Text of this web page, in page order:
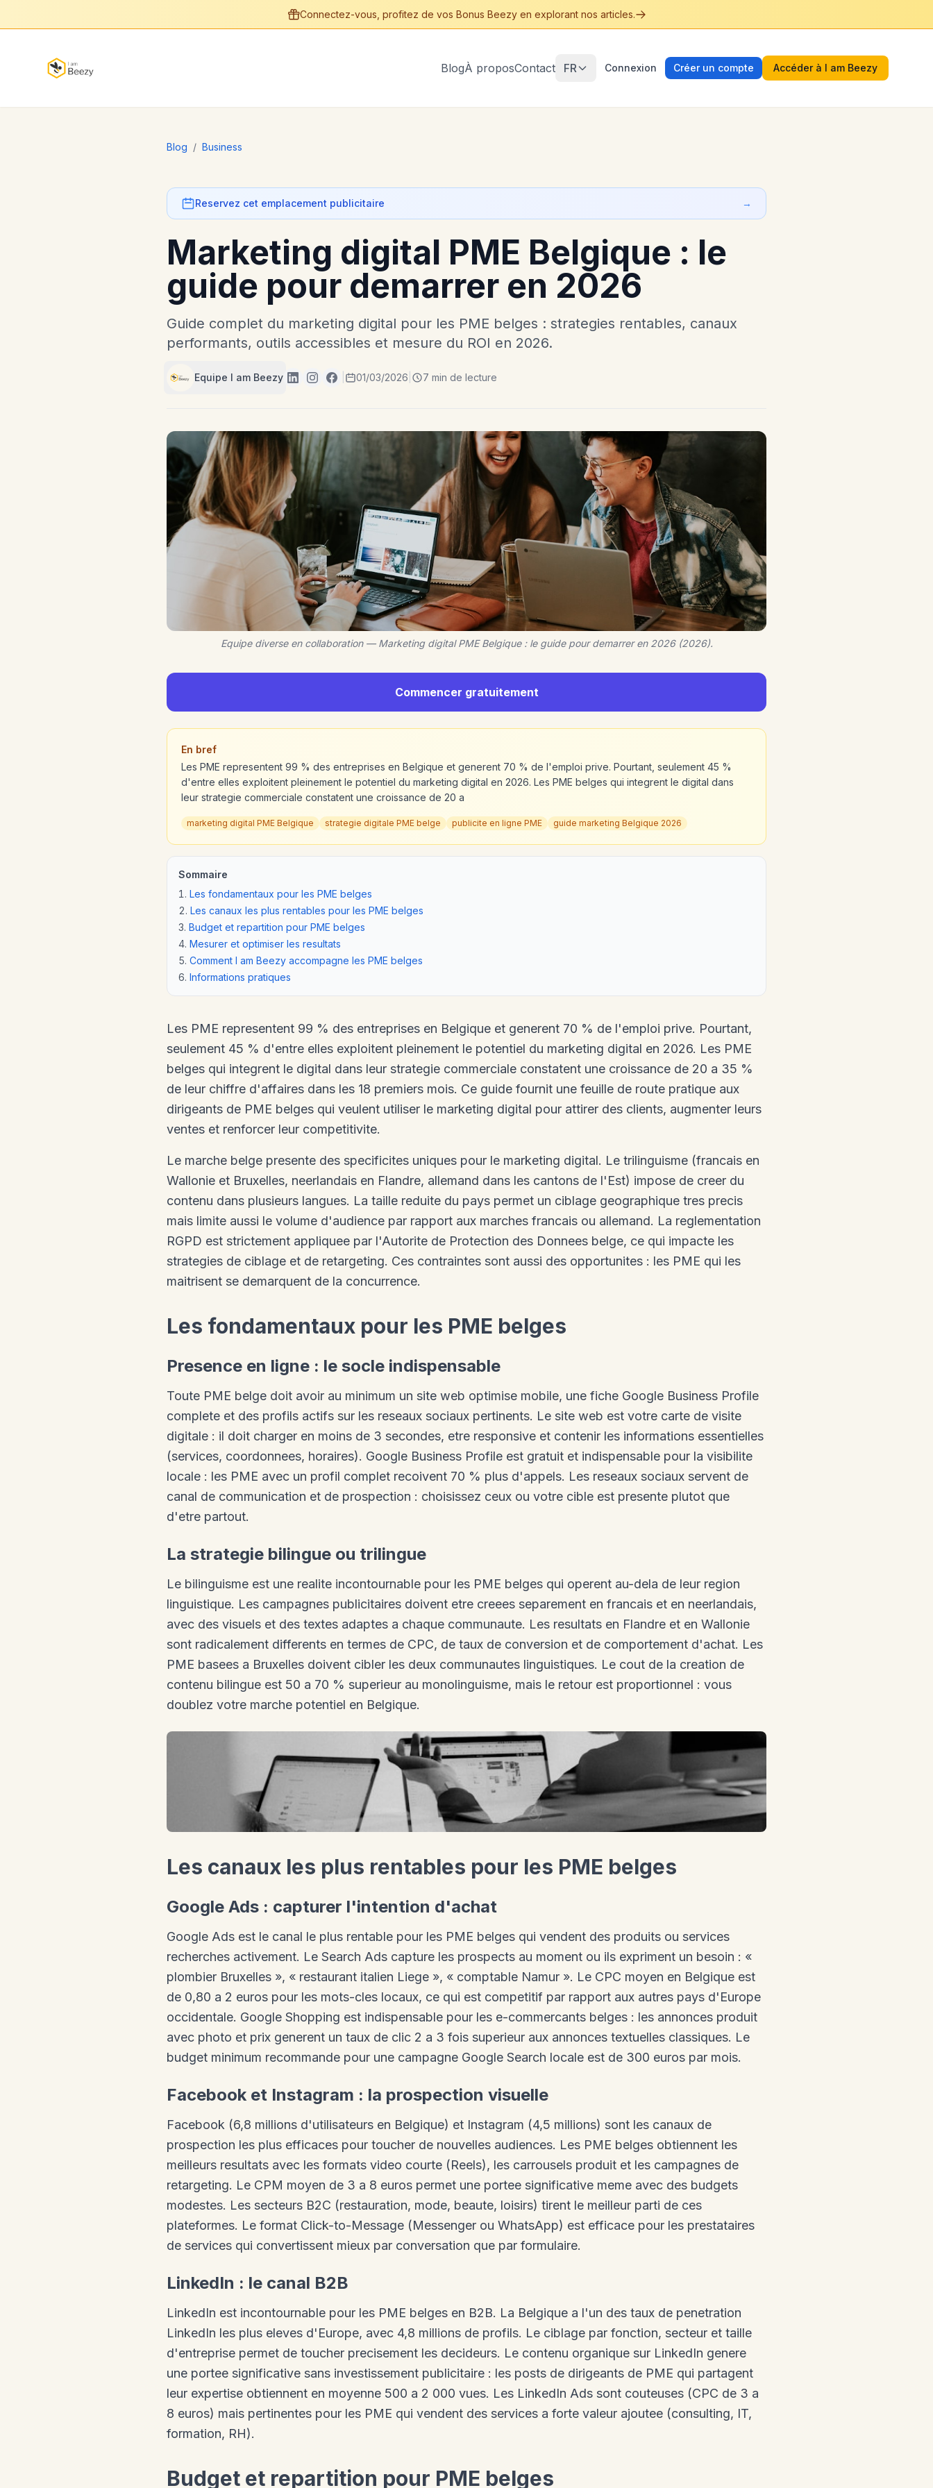
Connectez-vous, profitez de vos Bonus Beezy en explorant nos articles.
BlogÀ proposContact FR Connexion Créer un compte Accéder à I am Beezy
Blog / Business
Reservez cet emplacement publicitaire →
Marketing digital PME Belgique : le
guide pour demarrer en 2026
Guide complet du marketing digital pour les PME belges : strategies rentables, canaux
performants, outils accessibles et mesure du ROI en 2026.
Equipe I am Beezy 01/03/2026 7 min de lecture
Equipe diverse en collaboration — Marketing digital PME Belgique : le guide pour demarrer en 2026 (2026).
Commencer gratuitement
En bref
Les PME representent 99 % des entreprises en Belgique et generent 70 % de l'emploi prive. Pourtant, seulement 45 %
d'entre elles exploitent pleinement le potentiel du marketing digital en 2026. Les PME belges qui integrent le digital dans
leur strategie commerciale constatent une croissance de 20 a
marketing digital PME Belgique strategie digitale PME belge publicite en ligne PME guide marketing Belgique 2026
Sommaire
Les fondamentaux pour les PME belges
Les canaux les plus rentables pour les PME belges
Budget et repartition pour PME belges
Mesurer et optimiser les resultats
Comment I am Beezy accompagne les PME belges
Informations pratiques
Les PME representent 99 % des entreprises en Belgique et generent 70 % de l'emploi prive. Pourtant,
seulement 45 % d'entre elles exploitent pleinement le potentiel du marketing digital en 2026. Les PME
belges qui integrent le digital dans leur strategie commerciale constatent une croissance de 20 a 35 %
de leur chiffre d'affaires dans les 18 premiers mois. Ce guide fournit une feuille de route pratique aux
dirigeants de PME belges qui veulent utiliser le marketing digital pour attirer des clients, augmenter leurs
ventes et renforcer leur competitivite.
Le marche belge presente des specificites uniques pour le marketing digital. Le trilinguisme (francais en
Wallonie et Bruxelles, neerlandais en Flandre, allemand dans les cantons de l'Est) impose de creer du
contenu dans plusieurs langues. La taille reduite du pays permet un ciblage geographique tres precis
mais limite aussi le volume d'audience par rapport aux marches francais ou allemand. La reglementation
RGPD est strictement appliquee par l'Autorite de Protection des Donnees belge, ce qui impacte les
strategies de ciblage et de retargeting. Ces contraintes sont aussi des opportunites : les PME qui les
maitrisent se demarquent de la concurrence.
Les fondamentaux pour les PME belges
Presence en ligne : le socle indispensable
Toute PME belge doit avoir au minimum un site web optimise mobile, une fiche Google Business Profile
complete et des profils actifs sur les reseaux sociaux pertinents. Le site web est votre carte de visite
digitale : il doit charger en moins de 3 secondes, etre responsive et contenir les informations essentielles
(services, coordonnees, horaires). Google Business Profile est gratuit et indispensable pour la visibilite
locale : les PME avec un profil complet recoivent 70 % plus d'appels. Les reseaux sociaux servent de
canal de communication et de prospection : choisissez ceux ou votre cible est presente plutot que
d'etre partout.
La strategie bilingue ou trilingue
Le bilinguisme est une realite incontournable pour les PME belges qui operent au-dela de leur region
linguistique. Les campagnes publicitaires doivent etre creees separement en francais et en neerlandais,
avec des visuels et des textes adaptes a chaque communaute. Les resultats en Flandre et en Wallonie
sont radicalement differents en termes de CPC, de taux de conversion et de comportement d'achat. Les
PME basees a Bruxelles doivent cibler les deux communautes linguistiques. Le cout de la creation de
contenu bilingue est 50 a 70 % superieur au monolinguisme, mais le retour est proportionnel : vous
doublez votre marche potentiel en Belgique.
Les canaux les plus rentables pour les PME belges
Google Ads : capturer l'intention d'achat
Google Ads est le canal le plus rentable pour les PME belges qui vendent des produits ou services
recherches activement. Le Search Ads capture les prospects au moment ou ils expriment un besoin : «
plombier Bruxelles », « restaurant italien Liege », « comptable Namur ». Le CPC moyen en Belgique est
de 0,80 a 2 euros pour les mots-cles locaux, ce qui est competitif par rapport aux autres pays d'Europe
occidentale. Google Shopping est indispensable pour les e-commercants belges : les annonces produit
avec photo et prix generent un taux de clic 2 a 3 fois superieur aux annonces textuelles classiques. Le
budget minimum recommande pour une campagne Google Search locale est de 300 euros par mois.
Facebook et Instagram : la prospection visuelle
Facebook (6,8 millions d'utilisateurs en Belgique) et Instagram (4,5 millions) sont les canaux de
prospection les plus efficaces pour toucher de nouvelles audiences. Les PME belges obtiennent les
meilleurs resultats avec les formats video courte (Reels), les carrousels produit et les campagnes de
retargeting. Le CPM moyen de 3 a 8 euros permet une portee significative meme avec des budgets
modestes. Les secteurs B2C (restauration, mode, beaute, loisirs) tirent le meilleur parti de ces
plateformes. Le format Click-to-Message (Messenger ou WhatsApp) est efficace pour les prestataires
de services qui convertissent mieux par conversation que par formulaire.
LinkedIn : le canal B2B
LinkedIn est incontournable pour les PME belges en B2B. La Belgique a l'un des taux de penetration
LinkedIn les plus eleves d'Europe, avec 4,8 millions de profils. Le ciblage par fonction, secteur et taille
d'entreprise permet de toucher precisement les decideurs. Le contenu organique sur LinkedIn genere
une portee significative sans investissement publicitaire : les posts de dirigeants de PME qui partagent
leur expertise obtiennent en moyenne 500 a 2 000 vues. Les LinkedIn Ads sont couteuses (CPC de 3 a
8 euros) mais pertinentes pour les PME qui vendent des services a forte valeur ajoutee (consulting, IT,
formation, RH).
Budget et repartition pour PME belges